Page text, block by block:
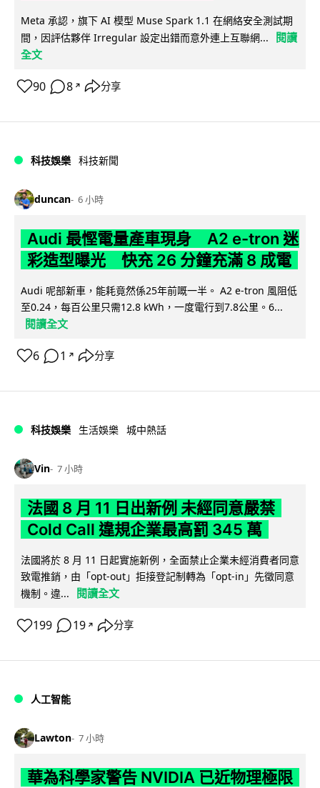
Meta 承認，旗下 AI 模型 Muse Spark 1.1 在網絡安全測試期
間，因評估夥伴 Irregular 設定出錯而意外連上互聯網...
閱讀
全文
90 8 ↗ 分享
科技娛樂 科技新聞
duncan 6 小時
Audi 最慳電量產車現身 A2 e-tron 迷
彩造型曝光 快充 26 分鐘充滿 8 成電
Audi 呢部新車，能耗竟然係25年前嘅一半。 A2 e-tron 風阻低
至0.24，每百公里只需12.8 kWh，一度電行到7.8公里。6...
閱讀全文
6 1 ↗ 分享
科技娛樂 生活娛樂 城中熱話
Vin 7 小時
法國 8 月 11 日出新例 未經同意嚴禁
Cold Call 違規企業最高罰 345 萬
法國將於 8 月 11 日起實施新例，全面禁止企業未經消費者同意
致電推銷，由「opt-out」拒接登記制轉為「opt-in」先徵同意
機制。違...
閱讀全文
199 19 ↗ 分享
人工智能
Lawton 7 小時
華為科學家警告 NVIDIA 已近物理極限